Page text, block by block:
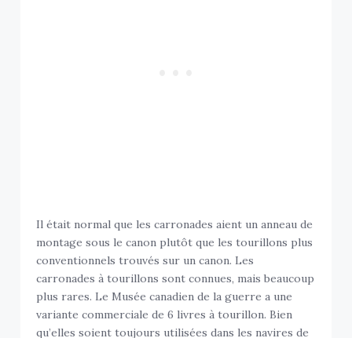
Il était normal que les carronades aient un anneau de
montage sous le canon plutôt que les tourillons plus
conventionnels trouvés sur un canon. Les
carronades à tourillons sont connues, mais beaucoup
plus rares. Le Musée canadien de la guerre a une
variante commerciale de 6 livres à tourillon. Bien
qu’elles soient toujours utilisées dans les navires de